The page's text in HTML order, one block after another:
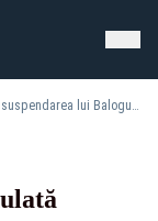
Trump salută decizia FIFA: suspendarea lui Balogun, anulată înainte de meciul cu Belgia